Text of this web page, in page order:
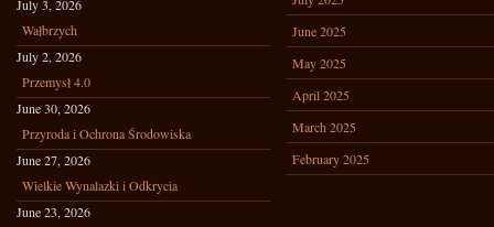
July 3, 2026
Wałbrzych
July 2, 2026
Przemysł 4.0
June 30, 2026
Przyroda i Ochrona Środowiska
June 27, 2026
Wielkie Wynalazki i Odkrycia
June 23, 2026
June 2025
May 2025
April 2025
March 2025
February 2025